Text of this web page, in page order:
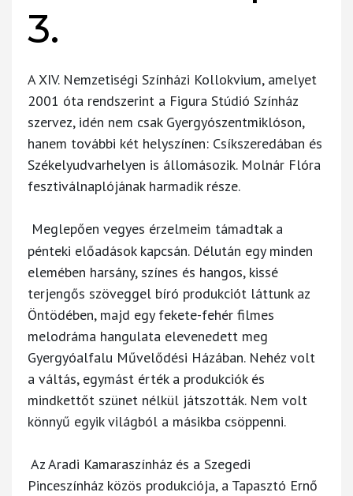
3.
A XIV. Nemzetiségi Színházi Kollokvium, amelyet
2001 óta rendszerint a Figura Stúdió Színház
szervez, idén nem csak Gyergyószentmiklóson,
hanem további két helyszínen: Csíkszeredában és
Székelyudvarhelyen is állomásozik. Molnár Flóra
fesztiválnaplójának harmadik része.
Meglepően vegyes érzelmeim támadtak a
pénteki előadások kapcsán. Délután egy minden
elemében harsány, színes és hangos, kissé
terjengős szöveggel bíró produkciót láttunk az
Öntödében, majd egy fekete-fehér filmes
melodráma hangulata elevenedett meg
Gyergyóalfalu Művelődési Házában. Nehéz volt
a váltás, egymást érték a produkciók és
mindkettőt szünet nélkül játszották. Nem volt
könnyű egyik világból a másikba csöppenni.
Az Aradi Kamaraszínház és a Szegedi
Pinceszínház közös produkciója, a Tapasztó Ernő